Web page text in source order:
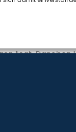
verändert.
einerseits an
liegt. Daneben